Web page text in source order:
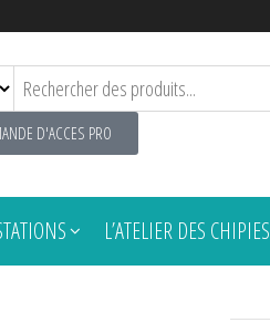
D'ACCES PRO
L’ATELIER DES CHIPIES